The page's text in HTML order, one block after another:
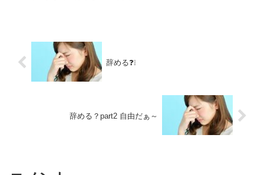
辞める❓❕
辞める？part2 自由だぁ～